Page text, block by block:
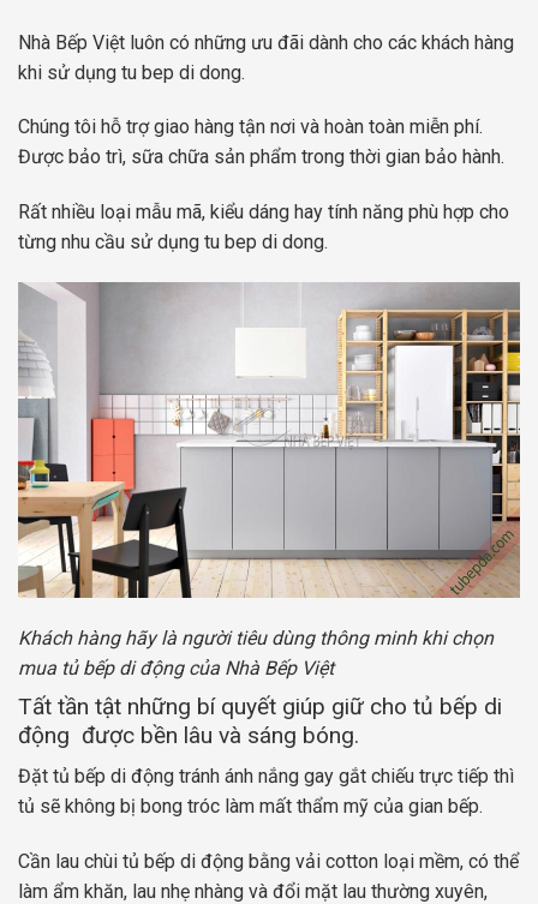
Nhà Bếp Việt luôn có những ưu đãi dành cho các khách hàng
khi sử dụng tu bep di dong.
Chúng tôi hỗ trợ giao hàng tận nơi và hoàn toàn miễn phí.
Được bảo trì, sữa chữa sản phẩm trong thời gian bảo hành.
Rất nhiều loại mẫu mã, kiểu dáng hay tính năng phù hợp cho
từng nhu cầu sử dụng tu bep di dong.
Khách hàng hãy là người tiêu dùng thông minh khi chọn
mua tủ bếp di động của Nhà Bếp Việt
Tất tần tật những bí quyết giúp giữ cho tủ bếp di
động được bền lâu và sáng bóng.
Đặt tủ bếp di động tránh ánh nắng gay gắt chiếu trực tiếp thì
tủ sẽ không bị bong tróc làm mất thẩm mỹ của gian bếp.
Cần lau chùi tủ bếp di động bằng vải cotton loại mềm, có thể
làm ẩm khăn, lau nhẹ nhàng và đổi mặt lau thường xuyên,